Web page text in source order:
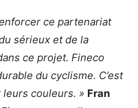
ce partenariat
sérieux et de la
ce projet. Fineco
du cyclisme. C’est
couleurs. » Fran